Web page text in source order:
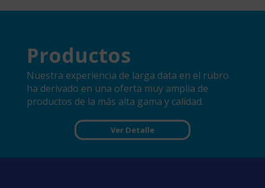
Productos
Nuestra experiencia de larga data en el rubro
ha derivado en una oferta muy amplia de
productos de la más alta gama y calidad.
Ver Detalle